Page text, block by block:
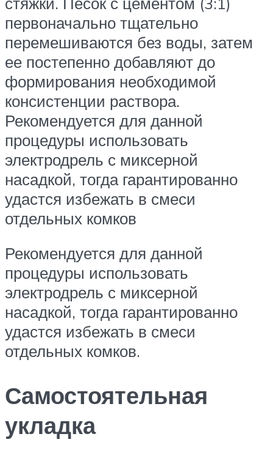
первоначально тщательно
перемешиваются без воды, затем
ее постепенно добавляют до
формирования необходимой
консистенции раствора.
Рекомендуется для данной
процедуры использовать
электродрель с миксерной
насадкой, тогда гарантированно
удастся избежать в смеси
отдельных комков
Рекомендуется для данной
процедуры использовать
электродрель с миксерной
насадкой, тогда гарантированно
удастся избежать в смеси
отдельных комков.
Самостоятельная
укладка